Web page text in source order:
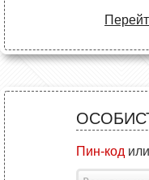
Пин-код или